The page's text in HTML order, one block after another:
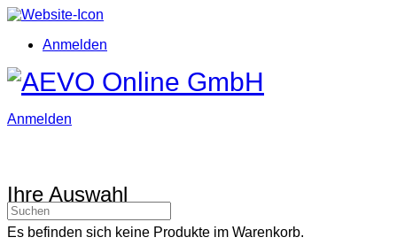
Toggle
PanelAnmelden
Toggle
Side
More
Anmelden
Ihre Auswahl
Es befinden sich keine Produkte im Warenkorb.
Suchen
nach: